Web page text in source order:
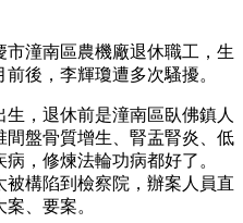
潼南區農機廠退休職工，生
後，李輝瓊遭多次騷擾。
，退休前是潼南區臥佛鎮人
盤骨質增生、腎盂腎炎、低
，修煉法輪功病都好了。
構陷到檢察院，辦案人員直
、要案。